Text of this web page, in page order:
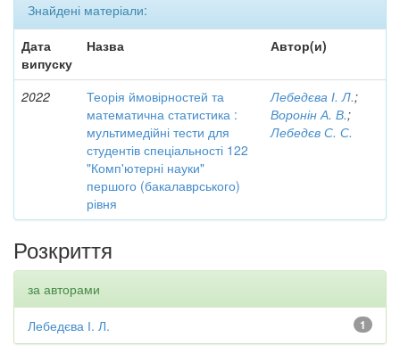
Знайдені матеріали:
Дата
випуску
Назва Автор(и)
2022
Теорія ймовірностей та
математична статистика :
мультимедійні тести для
студентів спеціальності 122
"Комп'ютерні науки"
першого (бакалаврського)
рівня
Лебедєва І. Л.;
Воронін А. В.;
Лебедєв С. С.
Розкриття
за авторами
1
Лебедєва І. Л.